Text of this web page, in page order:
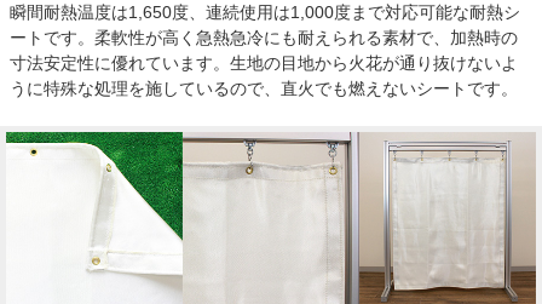
瞬間耐熱温度は1,650度、連続使用は1,000度まで対応可能な耐熱シ
ートです。柔軟性が高く急熱急冷にも耐えられる素材で、加熱時の
寸法安定性に優れています。生地の目地から火花が通り抜けないよ
うに特殊な処理を施しているので、直火でも燃えないシートです。